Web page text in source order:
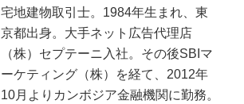
宅地建物取引士。1984年生まれ、東
京都出身。大手ネット広告代理店
（株）セプテーニ入社。その後SBIマ
ーケティング（株）を経て、2012年
10月よりカンボジア金融機関に勤務。